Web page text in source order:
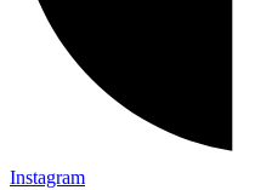
Instagram